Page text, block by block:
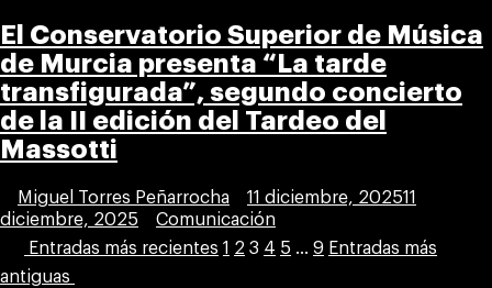
El Conservatorio Superior de Música
de Murcia presenta “La tarde
transfigurada”, segundo concierto
de la II edición del Tardeo del
Massotti
Publicada
por
Miguel Torres Peñarrocha 11 diciembre, 202511
diciembre, 2025
Publicada
en
Comunicación
Paginación
de
Entradas más recientes 1 2 3 4 5 … 9 Entradas más
antiguas